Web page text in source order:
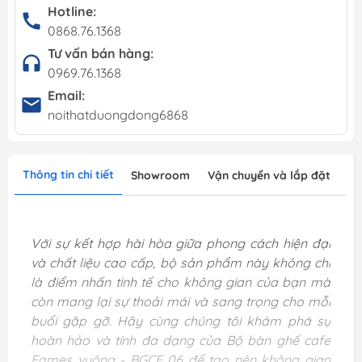
Hotline:
0868.76.1368
Tư vấn bán hàng:
0969.76.1368
Email:
noithatduongdong6868
Thông tin chi tiết Showroom Vận chuyển và lắp đặt
Với sự kết hợp hài hòa giữa phong cách hiện đại
và chất liệu cao cấp, bộ sản phẩm này không chỉ
là điểm nhấn tinh tế cho không gian của bạn mà
còn mang lại sự thoải mái và sang trọng cho mỗi
buổi gặp gỡ. Hãy cùng chúng tôi khám phá sự
hoàn hảo và tính đa dạng của Bộ bàn ghế cafe